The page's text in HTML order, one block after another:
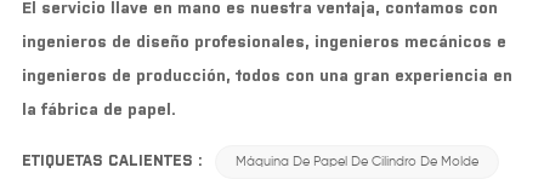
El servicio llave en mano es nuestra ventaja, contamos con
ingenieros de diseño profesionales, ingenieros mecánicos e
ingenieros de producción, todos con una gran experiencia en
la fábrica de papel.
ETIQUETAS CALIENTES : Máquina De Papel De Cilindro De Molde